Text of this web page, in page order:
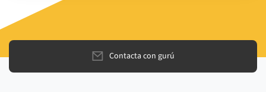
Contacta con gurú